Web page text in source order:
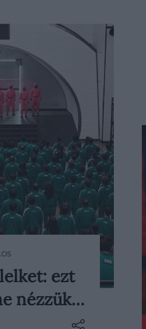
szériák,
ezt
nézzük…